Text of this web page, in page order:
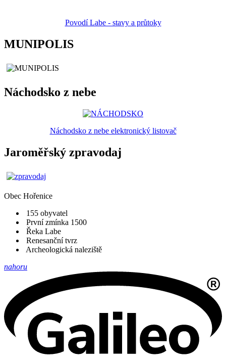
Povodí Labe - stavy a průtoky
MUNIPOLIS
Náchodsko z nebe
Náchodsko z nebe elektronický listovač
Jaroměřský zpravodaj
Obec Hořenice
155 obyvatel
První zmínka 1500
Řeka Labe
Renesanční tvrz
Archeologická naleziště
nahoru